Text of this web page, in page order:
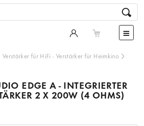
Verstärker für HiFi - Verstärker für Heimkino
EDGE A - INTEGRIERTER
2 X 200W (4 OHMS)